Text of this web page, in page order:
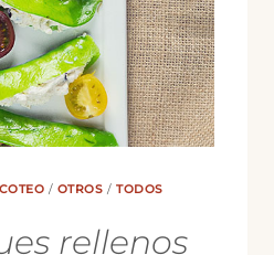
/ OTROS /TODOS
rellenos